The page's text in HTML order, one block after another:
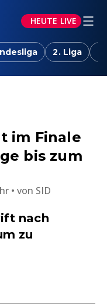
HEUTE LIVE
2. Liga
im Finale
bis zum
von SID
nach
zu